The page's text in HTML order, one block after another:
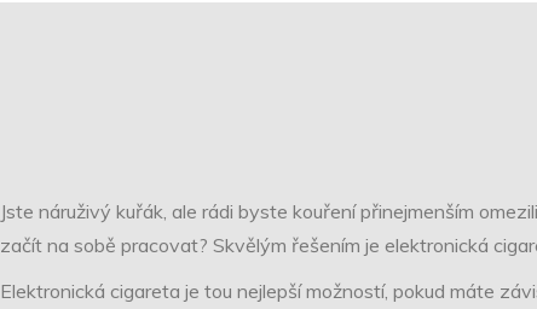
Jste náruživý kuřák, ale rádi byste kouření přinejmenším
začít na sobě pracovat? Skvělým řešením je elektronická
Elektronická cigareta je tou nejlepší možností, pokud máte